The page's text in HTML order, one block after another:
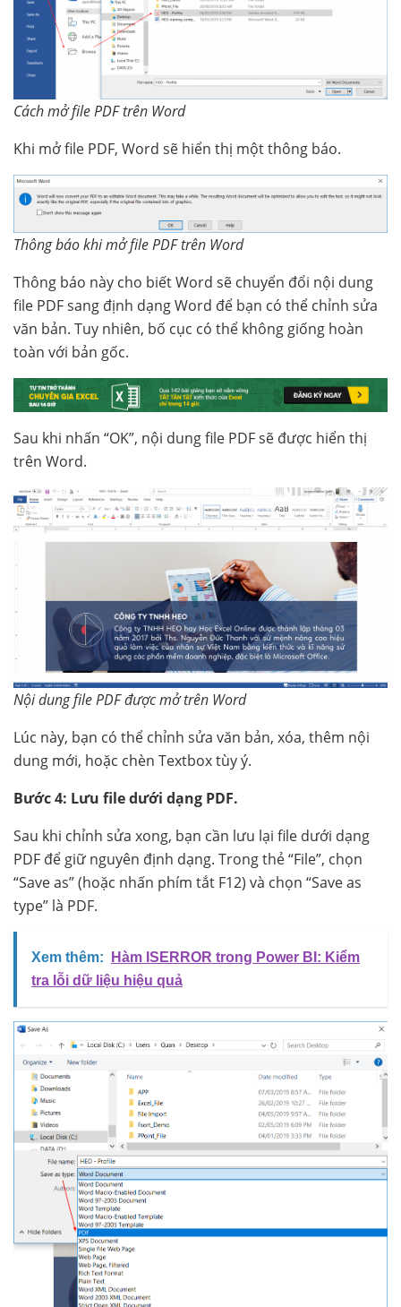
Cách mở file PDF trên Word
Khi mở file PDF, Word sẽ hiển thị một thông báo.
Thông báo khi mở file PDF trên Word
Thông báo này cho biết Word sẽ chuyển đổi nội dung
file PDF sang định dạng Word để bạn có thể chỉnh sửa
văn bản. Tuy nhiên, bố cục có thể không giống hoàn
toàn với bản gốc.
Sau khi nhấn “OK”, nội dung file PDF sẽ được hiển thị
trên Word.
Nội dung file PDF được mở trên Word
Lúc này, bạn có thể chỉnh sửa văn bản, xóa, thêm nội
dung mới, hoặc chèn Textbox tùy ý.
Bước 4: Lưu file dưới dạng PDF.
Sau khi chỉnh sửa xong, bạn cần lưu lại file dưới dạng
PDF để giữ nguyên định dạng. Trong thẻ “File”, chọn
“Save as” (hoặc nhấn phím tắt F12) và chọn “Save as
type” là PDF.
Xem thêm:
Hàm ISERROR trong Power BI: Kiểm
tra lỗi dữ liệu hiệu quả